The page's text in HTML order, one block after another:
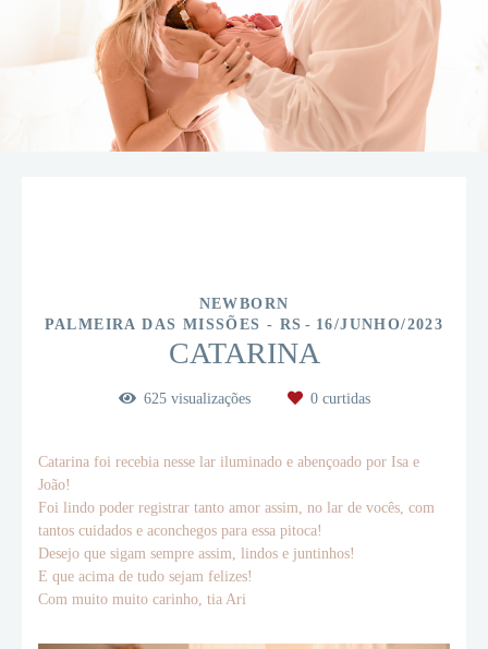
NEWBORN
PALMEIRA DAS MISSÕES - RS
16/JUNHO/2023
CATARINA
625visualizações 0curtidas
Catarina foi recebia nesse lar iluminado e abençoado por Isa e
João!
Foi lindo poder registrar tanto amor assim, no lar de vocês, com
tantos cuidados e aconchegos para essa pitoca!
Desejo que sigam sempre assim, lindos e juntinhos!
E que acima de tudo sejam felizes!
Com muito muito carinho, tia Ari